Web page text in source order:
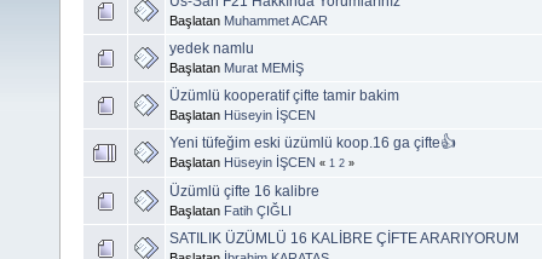
Başlatan Muhammet ACAR
yedek namlu
Başlatan Murat MEMİŞ
Üzümlü kooperatif çifte tamir bakim
Başlatan Hüseyin İŞCEN
Yeni tüfeğim eski üzümlü koop.16 ga çifte👍
Başlatan Hüseyin İŞCEN « 1 2 »
Üzümlü çifte 16 kalibre
Başlatan Fatih ÇIĞLI
SATILIK ÜZÜMLÜ 16 KALİBRE ÇİFTE ARARIYORUM